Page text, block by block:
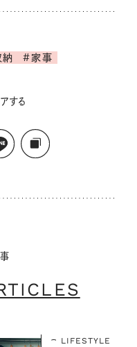
#家事
する
LIFESTYLE